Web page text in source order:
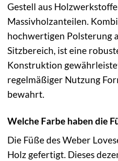
Gestell aus
Massivholzanteilen.
hochwertigen Polsterung
Sitzbereich, ist eine
Konstruktion
regelmäßiger Nutzung
bewahrt.
Welche Farbe haben die
Die Füße des Weber
Holz gefertigt. Dieses